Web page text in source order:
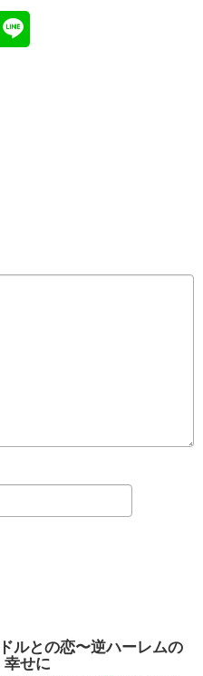
ルとの恋〜逆ハーレムの
せに